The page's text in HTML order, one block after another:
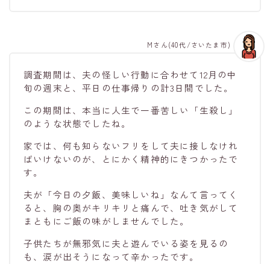
調査期間は、夫の怪しい行動に合わせて12月の中
旬の週末と、平日の仕事帰りの計3日間でした。
この期間は、本当に人生で一番苦しい「生殺し」
のような状態でしたね。
家では、何も知らないフリをして夫に接しなけれ
ばいけないのが、とにかく精神的にきつかったで
す。
夫が「今日の夕飯、美味しいね」なんて言ってく
ると、胸の奥がキリキリと痛んで、吐き気がして
まともにご飯の味がしませんでした。
子供たちが無邪気に夫と遊んでいる姿を見るの
も、涙が出そうになって辛かったです。
Mさん(40代/さいたま市)